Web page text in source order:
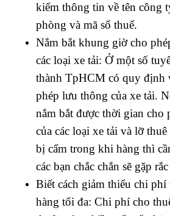
kiếm thông tin về tên công
phòng và mã số thuế.
Nắm bắt khung giờ cho
các loại xe tải: Ở một số
thành TpHCM có quy định
phép lưu thông của xe tải.
nắm bắt được thời gian cho
của các loại xe tải và lỡ
bị cấm trong khi hàng thì
các bạn chắc chắn sẽ gặp
Biết cách giảm thiểu chi phí
hàng tối đa: Chi phí cho